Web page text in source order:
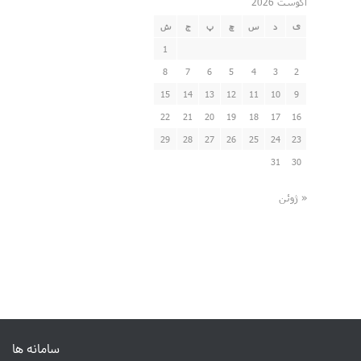
ی د س چ پ ج ش
1
2
3
4
5
6
7
8
9
10
11
12
13
14
15
16
17
18
19
20
21
22
23
24
25
26
27
28
29
30
31
« ژوئن
سامانه ها